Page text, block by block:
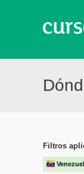
Filtros